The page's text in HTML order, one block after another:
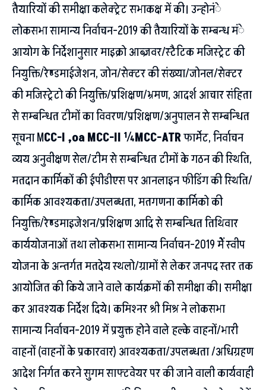
तैयारियों की समीक्षा कलेक्ट्रेट सभाकक्ष में की। उन्होनंे
लोकसभा सामान्य निर्वाचन-2019 की तैयारियों के सम्बन्ध मंे
आयोग के निर्देशानुसार माइक्रो आब्र्जवर/स्टैटिक मजिस्ट्रेट की
नियुक्ति/रेण्डमाईजेशन, जोन/सेक्टर की संख्या/जोनल/सेक्टर
की मजिस्ट्रेटो की नियुक्ति/प्रशिक्षण/भ्रमण, आदर्श आचार संहिता
से सम्बन्धित टीमों का विवरण/प्रशिक्षण/अनुपालन से सम्बन्धित
सूचना MCC-I ,oa MCC-II ¼MCC-ATRफार्मेट, निर्वाचन
व्यय अनुवीक्षण सेल/टीम से सम्बन्धित टीमों के गठन की स्थिति,
मतदान कार्मिकों की ईपीडीएस पर आनलाइन फीडिंग की स्थिति/
कार्मिक आवश्यकता/उपलब्धता, मतगणना कार्मिको की
नियुक्ति/रेण्डमाइजेशन/प्रशिक्षण आदि से सम्बन्धित तिथिवार
कार्ययोजनाओं तथा लोकसभा सामान्य निर्वाचन-2019 मेें स्वीप
योजना के अन्तर्गत मतदेय स्थलो/ग्रामों से लेकर जनपद स्तर तक
आयोजित की किये जाने वाले कार्यक्रमों की समीक्षा की। समीक्षा
कर आवश्यक निर्देश दिये। कमिश्नर श्री मिश्र ने लोकसभा
सामान्य निर्वाचन-2019 में प्रयुक्त होने वाले हल्के वाहनों/भारी
वाहनों (वाहनों के प्रकारवार) आवश्यकता/उपलब्धता /अधिग्रहण
आदेश निर्गत करने सुगम साफ्टवेयर पर की जाने वाली कार्यवाही